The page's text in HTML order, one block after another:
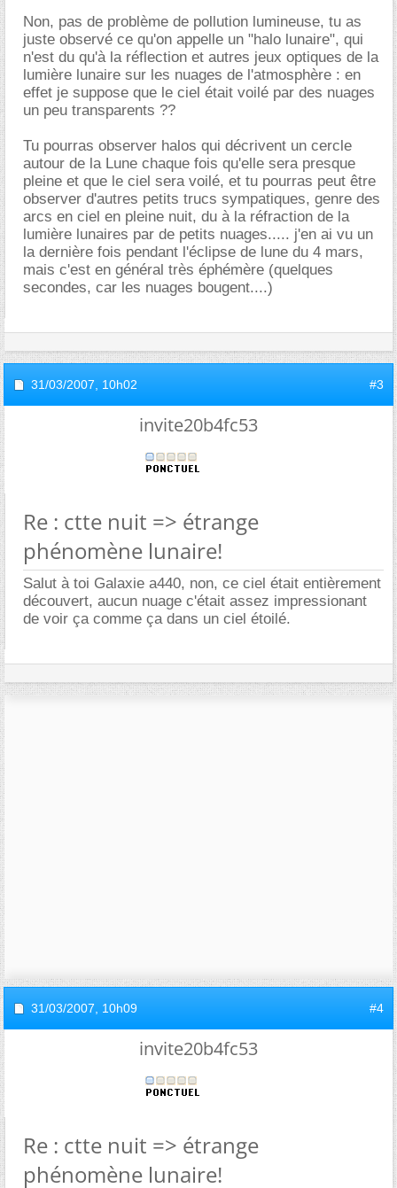
Non, pas de problème de pollution lumineuse, tu as
juste observé ce qu'on appelle un "halo lunaire", qui
n'est du qu'à la réflection et autres jeux optiques de la
lumière lunaire sur les nuages de l'atmosphère : en
effet je suppose que le ciel était voilé par des nuages
un peu transparents ??
Tu pourras observer halos qui décrivent un cercle
autour de la Lune chaque fois qu'elle sera presque
pleine et que le ciel sera voilé, et tu pourras peut être
observer d'autres petits trucs sympatiques, genre des
arcs en ciel en pleine nuit, du à la réfraction de la
lumière lunaires par de petits nuages..... j'en ai vu un
la dernière fois pendant l'éclipse de lune du 4 mars,
mais c'est en général très éphémère (quelques
secondes, car les nuages bougent....)
31/03/2007, 10h02 #3
invite20b4fc53
Re : ctte nuit => étrange
phénomène lunaire!
Salut à toi Galaxie a440, non, ce ciel était entièrement
découvert, aucun nuage c'était assez impressionant
de voir ça comme ça dans un ciel étoilé.
31/03/2007, 10h09 #4
invite20b4fc53
Re : ctte nuit => étrange
phénomène lunaire!